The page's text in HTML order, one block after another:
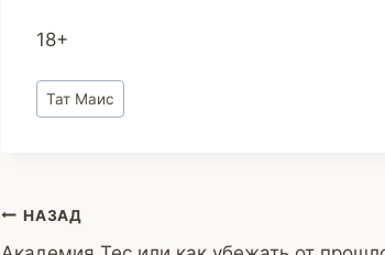
18+
Метки
записи:
Тат Маис
Навигация
НАЗАД